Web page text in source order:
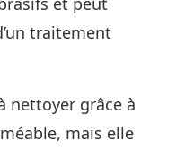
traitement
nettoyer grâce à
mais elle